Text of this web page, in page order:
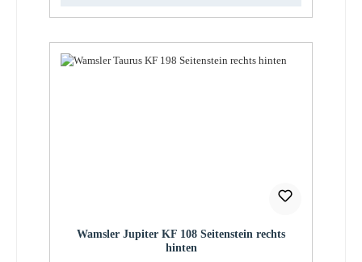
Wamsler Jupiter KF 108 Seitenstein rechts
hinten